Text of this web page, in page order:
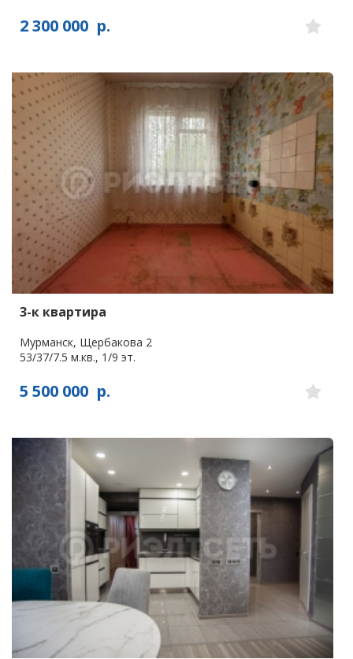
2 300 000 р.
3-к квартира
Мурманск, Щербакова 2
53/37/7.5 м.кв., 1/9 эт.
5 500 000 р.